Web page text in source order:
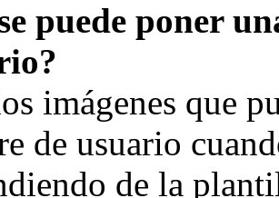
puede poner
imágenes que
de usuario
de la